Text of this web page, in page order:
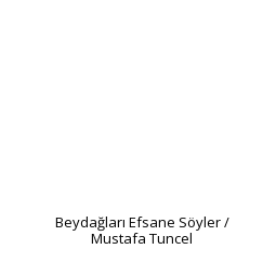
Beydağları Efsane Söyler /
Mustafa Tuncel